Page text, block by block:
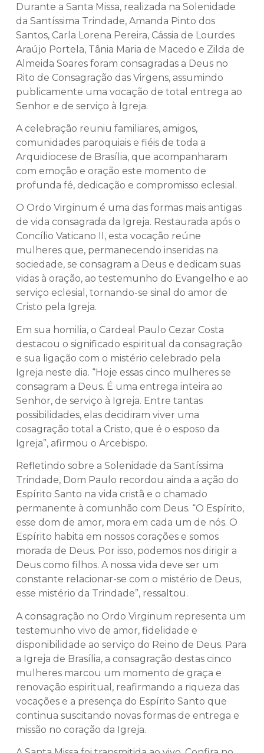
Durante a Santa Missa, realizada na Solenidade
da Santíssima Trindade, Amanda Pinto dos
Santos, Carla Lorena Pereira, Cássia de Lourdes
Araújo Portela, Tânia Maria de Macedo e Zilda de
Almeida Soares foram consagradas a Deus no
Rito de Consagração das Virgens, assumindo
publicamente uma vocação de total entrega ao
Senhor e de serviço à Igreja.
A celebração reuniu familiares, amigos,
comunidades paroquiais e fiéis de toda a
Arquidiocese de Brasília, que acompanharam
com emoção e oração este momento de
profunda fé, dedicação e compromisso eclesial.
O Ordo Virginum é uma das formas mais antigas
de vida consagrada da Igreja. Restaurada após o
Concílio Vaticano II, esta vocação reúne
mulheres que, permanecendo inseridas na
sociedade, se consagram a Deus e dedicam suas
vidas à oração, ao testemunho do Evangelho e ao
serviço eclesial, tornando-se sinal do amor de
Cristo pela Igreja.
Em sua homilia, o Cardeal Paulo Cezar Costa
destacou o significado espiritual da consagração
e sua ligação com o mistério celebrado pela
Igreja neste dia. “Hoje essas cinco mulheres se
consagram a Deus. É uma entrega inteira ao
Senhor, de serviço à Igreja. Entre tantas
possibilidades, elas decidiram viver uma
cosagração total a Cristo, que é o esposo da
Igreja”, afirmou o Arcebispo.
Refletindo sobre a Solenidade da Santíssima
Trindade, Dom Paulo recordou ainda a ação do
Espírito Santo na vida cristã e o chamado
permanente à comunhão com Deus. “O Espírito,
esse dom de amor, mora em cada um de nós. O
Espírito habita em nossos corações e somos
morada de Deus. Por isso, podemos nos dirigir a
Deus como filhos. A nossa vida deve ser um
constante relacionar-se com o mistério de Deus,
esse mistério da Trindade”, ressaltou.
A consagração no Ordo Virginum representa um
testemunho vivo de amor, fidelidade e
disponibilidade ao serviço do Reino de Deus. Para
a Igreja de Brasília, a consagração destas cinco
mulheres marcou um momento de graça e
renovação espiritual, reafirmando a riqueza das
vocações e a presença do Espírito Santo que
continua suscitando novas formas de entrega e
missão no coração da Igreja.